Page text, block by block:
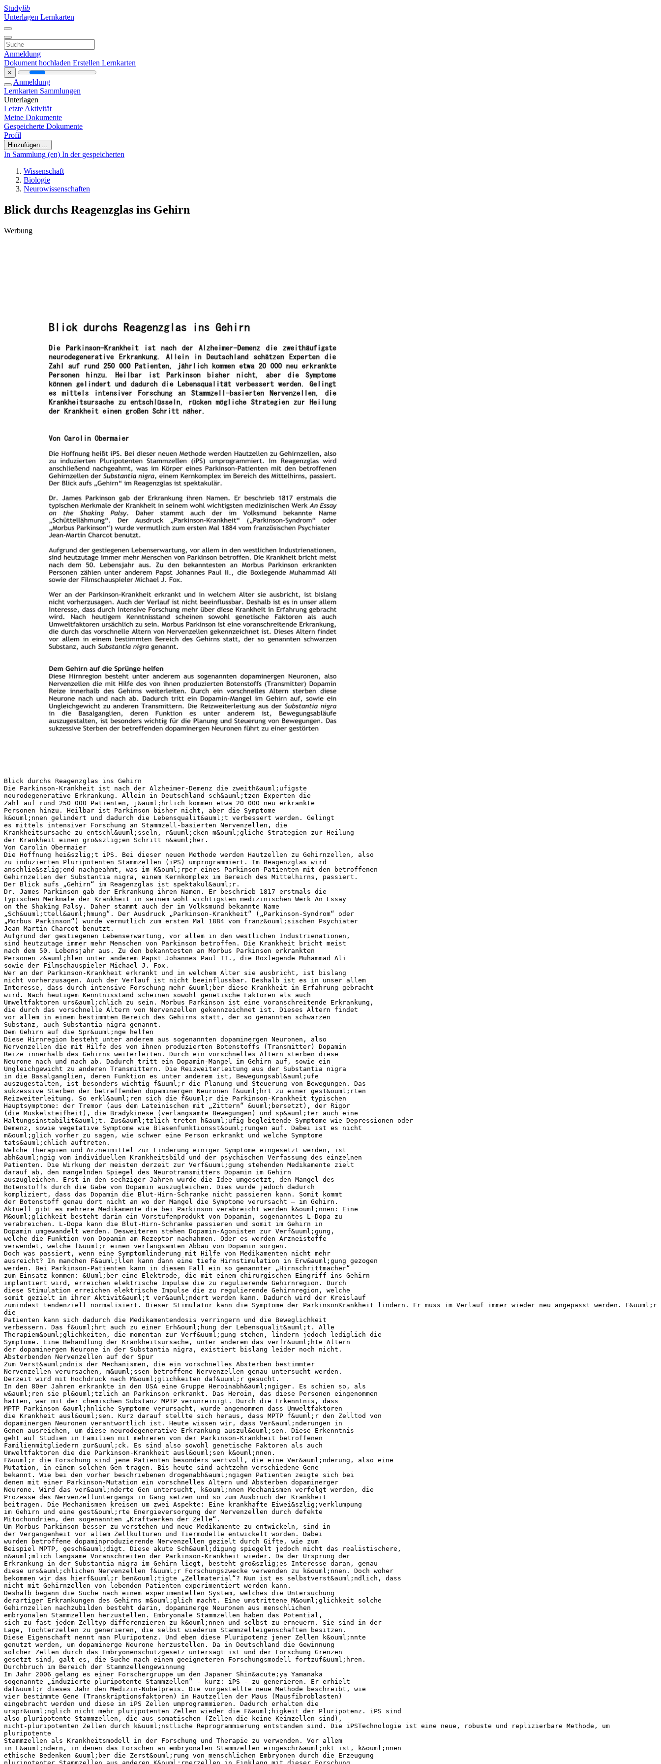
Studylib
Unterlagen Lernkarten
Anmeldung
Dokument hochladen Erstellen Lernkarten
×
Anmeldung
Lernkarten Sammlungen
Unterlagen
Letzte Aktivität
Meine Dokumente
Gespeicherte Dokumente
Profil
Hinzufügen ...
In Sammlung (en) In der gespeicherten
Wissenschaft
Biologie
Neurowissenschaften
Blick durchs Reagenzglas ins Gehirn
Werbung
Blick durchs Reagenzglas ins Gehirn Die Parkinson-Krankheit ist nach der Alzheimer-Demenz die zweith&auml;ufigste neurodegenerative Erkrankung. Allein in Deutschland sch&auml;tzen Experten die Zahl auf rund 250 000 Patienten, j&auml;hrlich kommen etwa 20 000 neu erkrankte Personen hinzu. Heilbar ist Parkinson bisher nicht, aber die Symptome k&ouml;nnen gelindert und dadurch die Lebensqualit&auml;t verbessert werden. Gelingt es mittels intensiver Forschung an Stammzell-basierten Nervenzellen, die Krankheitsursache zu entschl&uuml;sseln, r&uuml;cken m&ouml;gliche Strategien zur Heilung der Krankheit einen gro&szlig;en Schritt n&auml;her. Von Carolin Obermaier Die Hoffnung hei&szlig;t iPS. Bei dieser neuen Methode werden Hautzellen zu Gehirnzellen, also zu induzierten Pluripotenten Stammzellen (iPS) umprogrammiert. Im Reagenzglas wird anschlie&szlig;end nachgeahmt, was im K&ouml;rper eines Parkinson-Patienten mit den betroffenen Gehirnzellen der Substantia nigra, einem Kernkomplex im Bereich des Mittelhirns, passiert. Der Blick aufs „Gehirn“ im Reagenzglas ist spektakul&auml;r. Dr. James Parkinson gab der Erkrankung ihren Namen. Er beschrieb 1817 erstmals die typischen Merkmale der Krankheit in seinem wohl wichtigsten medizinischen Werk An Essay on the Shaking Palsy. Daher stammt auch der im Volksmund bekannte Name „Sch&uuml;ttell&auml;hmung“. Der Ausdruck „Parkinson-Krankheit“ („Parkinson-Syndrom“ oder „Morbus Parkinson“) wurde vermutlich zum ersten Mal 1884 vom franz&ouml;sischen Psychiater Jean-Martin Charcot benutzt. Aufgrund der gestiegenen Lebenserwartung, vor allem in den westlichen Industrienationen, sind heutzutage immer mehr Menschen von Parkinson betroffen. Die Krankheit bricht meist nach dem 50. Lebensjahr aus. Zu den bekanntesten an Morbus Parkinson erkrankten Personen z&auml;hlen unter anderem Papst Johannes Paul II., die Boxlegende Muhammad Ali sowie der Filmschauspieler Michael J. Fox. Wer an der Parkinson-Krankheit erkrankt und in welchem Alter sie ausbricht, ist bislang nicht vorherzusagen. Auch der Verlauf ist nicht beeinflussbar. Deshalb ist es in unser allem Interesse, dass durch intensive Forschung mehr &uuml;ber diese Krankheit in Erfahrung gebracht wird. Nach heutigem Kenntnisstand scheinen sowohl genetische Faktoren als auch Umweltfaktoren urs&auml;chlich zu sein. Morbus Parkinson ist eine voranschreitende Erkrankung, die durch das vorschnelle Altern von Nervenzellen gekennzeichnet ist. Dieses Altern findet vor allem in einem bestimmten Bereich des Gehirns statt, der so genannten schwarzen Substanz, auch Substantia nigra genannt. Dem Gehirn auf die Spr&uuml;nge helfen Diese Hirnregion besteht unter anderem aus sogenannten dopaminergen Neuronen, also Nervenzellen die mit Hilfe des von ihnen produzierten Botenstoffs (Transmitter) Dopamin Reize innerhalb des Gehirns weiterleiten. Durch ein vorschnelles Altern sterben diese Neurone nach und nach ab. Dadurch tritt ein Dopamin-Mangel im Gehirn auf, sowie ein Ungleichgewicht zu anderen Transmittern. Die Reizweiterleitung aus der Substantia nigra in die Basalganglien, deren Funktion es unter anderem ist, Bewegungsabl&auml;ufe auszugestalten, ist besonders wichtig f&uuml;r die Planung und Steuerung von Bewegungen. Das sukzessive Sterben der betreffenden dopaminergen Neuronen f&uuml;hrt zu einer gest&ouml;rten Reizweiterleitung. So erkl&auml;ren sich die f&uuml;r die Parkinson-Krankheit typischen Hauptsymptome: der Tremor (aus dem Lateinischen mit „Zittern“ &uuml;bersetzt), der Rigor (die Muskelsteifheit), die Bradykinese (verlangsamte Bewegungen) und sp&auml;ter auch eine Haltungsinstabilit&auml;t. Zus&auml;tzlich treten h&auml;ufig begleitende Symptome wie Depressionen oder Demenz, sowie vegetative Symptome wie Blasenfunktionsst&ouml;rungen auf. Dabei ist es nicht m&ouml;glich vorher zu sagen, wie schwer eine Person erkrankt und welche Symptome tats&auml;chlich auftreten. Welche Therapien und Arzneimittel zur Linderung einiger Symptome eingesetzt werden, ist abh&auml;ngig vom individuellen Krankheitsbild und der psychischen Verfassung des einzelnen Patienten. Die Wirkung der meisten derzeit zur Verf&uuml;gung stehenden Medikamente zielt darauf ab, den mangelnden Spiegel des Neurotransmitters Dopamin im Gehirn auszugleichen. Erst in den sechziger Jahren wurde die Idee umgesetzt, den Mangel des Botenstoffs durch die Gabe von Dopamin auszugleichen. Dies wurde jedoch dadurch kompliziert, dass das Dopamin die Blut-Hirn-Schranke nicht passieren kann. Somit kommt der Botenstoff genau dort nicht an wo der Mangel die Symptome verursacht – im Gehirn. Aktuell gibt es mehrere Medikamente die bei Parkinson verabreicht werden k&ouml;nnen: Eine M&ouml;glichkeit besteht darin ein Vorstufenprodukt von Dopamin, sogenanntes L-Dopa zu verabreichen. L-Dopa kann die Blut-Hirn-Schranke passieren und somit im Gehirn in Dopamin umgewandelt werden. Desweiteren stehen Dopamin-Agonisten zur Verf&uuml;gung, welche die Funktion von Dopamin am Rezeptor nachahmen. Oder es werden Arzneistoffe verwendet, welche f&uuml;r einen verlangsamten Abbau von Dopamin sorgen. Doch was passiert, wenn eine Symptomlinderung mit Hilfe von Medikamenten nicht mehr ausreicht? In manchen F&auml;llen kann dann eine tiefe Hirnstimulation in Erw&auml;gung gezogen werden. Bei Parkinson-Patienten kann in diesem Fall ein so genannter „Hirnschrittmacher“ zum Einsatz kommen: &Uuml;ber eine Elektrode, die mit einem chirurgischen Eingriff ins Gehirn implantiert wird, erreichen elektrische Impulse die zu regulierende Gehirnregion. Durch diese Stimulation erreichen elektrische Impulse die zu regulierende Gehirnregion, welche somit gezielt in ihrer Aktivit&auml;t ver&auml;ndert werden kann. Dadurch wird der Kreislauf zumindest tendenziell normalisiert. Dieser Stimulator kann die Symptome der ParkinsonKrankheit lindern. Er muss im Verlauf immer wieder neu angepasst werden. F&uuml;r die Patienten kann sich dadurch die Medikamentendosis verringern und die Beweglichkeit verbessern. Das f&uuml;hrt auch zu einer Erh&ouml;hung der Lebensqualit&auml;t. Alle Therapiem&ouml;glichkeiten, die momentan zur Verf&uuml;gung stehen, lindern jedoch lediglich die Symptome. Eine Behandlung der Krankheitsursache, unter anderem das verfr&uuml;hte Altern der dopaminergen Neurone in der Substantia nigra, existiert bislang leider noch nicht. Absterbenden Nervenzellen auf der Spur Zum Verst&auml;ndnis der Mechanismen, die ein vorschnelles Absterben bestimmter Nervenzellen verursachen, m&uuml;ssen betroffene Nervenzellen genau untersucht werden. Derzeit wird mit Hochdruck nach M&ouml;glichkeiten daf&uuml;r gesucht. In den 80er Jahren erkrankte in den USA eine Gruppe Heroinabh&auml;ngiger. Es schien so, als w&auml;ren sie pl&ouml;tzlich an Parkinson erkrankt. Das Heroin, das diese Personen eingenommen hatten, war mit der chemischen Substanz MPTP verunreinigt. Durch die Erkenntnis, dass MPTP Parkinson &auml;hnliche Symptome verursacht, wurde angenommen dass Umweltfaktoren die Krankheit ausl&ouml;sen. Kurz darauf stellte sich heraus, dass MPTP f&uuml;r den Zelltod von dopaminergen Neuronen verantwortlich ist. Heute wissen wir, dass Ver&auml;nderungen in Genen ausreichen, um diese neurodegenerative Erkrankung auszul&ouml;sen. Diese Erkenntnis geht auf Studien in Familien mit mehreren von der Parkinson-Krankheit betroffenen Familienmitgliedern zur&uuml;ck. Es sind also sowohl genetische Faktoren als auch Umweltfaktoren die die Parkinson-Krankheit ausl&ouml;sen k&ouml;nnen. F&uuml;r die Forschung sind jene Patienten besonders wertvoll, die eine Ver&auml;nderung, also eine Mutation, in einem solchen Gen tragen. Bis heute sind achtzehn verschiedene Gene bekannt. Wie bei den vorher beschriebenen drogenabh&auml;ngigen Patienten zeigte sich bei denen mit einer Parkinson-Mutation ein vorschnelles Altern und Absterben dopaminerger Neurone. Wird das ver&auml;nderte Gen untersucht, k&ouml;nnen Mechanismen verfolgt werden, die Prozesse des Nervenzelluntergangs in Gang setzen und so zum Ausbruch der Krankheit beitragen. Die Mechanismen kreisen um zwei Aspekte: Eine krankhafte Eiwei&szlig;verklumpung im Gehirn und eine gest&ouml;rte Energieversorgung der Nervenzellen durch defekte Mitochondrien, den sogenannten „Kraftwerken der Zelle“. Um Morbus Parkinson besser zu verstehen und neue Medikamente zu entwickeln, sind in der Vergangenheit vor allem Zellkulturen und Tiermodelle entwickelt worden. Dabei wurden betroffene dopaminproduzierende Nervenzellen gezielt durch Gifte, wie zum Beispiel MPTP, gesch&auml;digt. Diese akute Sch&auml;digung spiegelt jedoch nicht das realistischere, n&auml;mlich langsame Voranschreiten der Parkinson-Krankheit wieder. Da der Ursprung der Erkrankung in der Substantia nigra im Gehirn liegt, besteht gro&szlig;es Interesse daran, genau diese urs&auml;chlichen Nervenzellen f&uuml;r Forschungszwecke verwenden zu k&ouml;nnen. Doch woher bekommen wir das hierf&uuml;r ben&ouml;tigte „Zellmaterial“? Nun ist es selbstverst&auml;ndlich, dass nicht mit Gehirnzellen von lebenden Patienten experimentiert werden kann. Deshalb begann die Suche nach einem experimentellen System, welches die Untersuchung derartiger Erkrankungen des Gehirns m&ouml;glich macht. Eine umstrittene M&ouml;glichkeit solche Gehirnzellen nachzubilden besteht darin, dopaminerge Neuronen aus menschlichen embryonalen Stammzellen herzustellen. Embryonale Stammzellen haben das Potential, sich zu fast jedem Zelltyp differenzieren zu k&ouml;nnen und selbst zu erneuern. Sie sind in der Lage, Tochterzellen zu generieren, die selbst wiederum Stammzelleigenschaften besitzen. Diese Eigenschaft nennt man Pluripotenz. Und eben diese Pluripotenz jener Zellen k&ouml;nnte genutzt werden, um dopaminerge Neurone herzustellen. Da in Deutschland die Gewinnung solcher Zellen durch das Embryonenschutzgesetz untersagt ist und der Forschung Grenzen gesetzt sind, galt es, die Suche nach einem geeigneteren Forschungsmodell fortzuf&uuml;hren. Durchbruch im Bereich der Stammzellengewinnung Im Jahr 2